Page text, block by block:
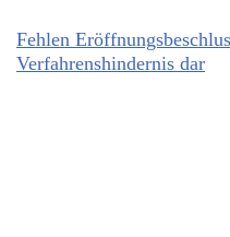
Fehlen
Verfahrenshindernis dar